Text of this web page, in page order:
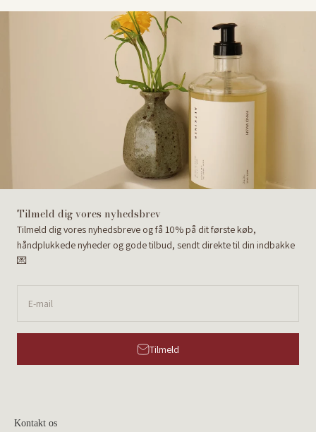
Tilmeld dig vores nyhedsbrev
Tilmeld dig vores nyhedsbreve og få 10% på dit første køb,
håndplukkede nyheder og gode tilbud, sendt direkte til din indbakke
💌
E-mail
Tilmeld
Kontakt os